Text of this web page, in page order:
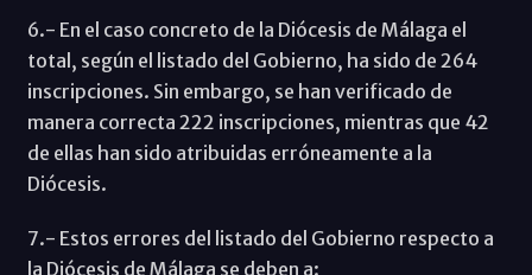
6.- En el caso concreto de la Diócesis de Málaga el
total, según el listado del Gobierno, ha sido de 264
inscripciones. Sin embargo, se han verificado de
manera correcta 222 inscripciones, mientras que 42
de ellas han sido atribuidas erróneamente a la
Diócesis.
7.- Estos errores del listado del Gobierno respecto a
la Diócesis de Málaga se deben a: